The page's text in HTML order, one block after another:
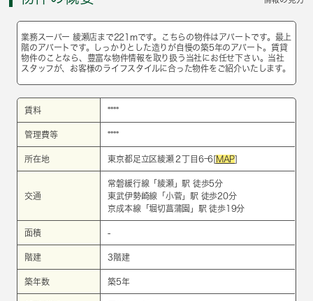
業務スーパー 綾瀬店まで221mです。こちらの物件はアパートです。最上
階のアパートです。しっかりとした造りが自慢の築5年のアパート。賃貸
物件のことなら、豊富な物件情報を取り扱う当社にお任せ下さい。当社
スタッフが、お客様のライフスタイルに合った物件をご紹介いたします。
賃料 ****
管理費等 ****
所在地 東京都足立区綾瀬２丁目6ｰ6[ MAP
交通
常磐緩行線 「綾瀬 」駅 徒歩5分
東武伊勢崎線 「 小菅 」駅 徒歩20分
京成本線 「堀切菖蒲園 」駅 徒歩19分
面積 -
階建 3階建
築年数 築5年